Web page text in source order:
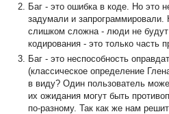
Баг - это ошибка в коде. Но это
задумали и
слишком сложна - люди не
кодирования - это только часть
Баг - это неспособность
(классическое определение
в виду? Один пользователь
их ожидания могут быть
по-разному. Так как же нам